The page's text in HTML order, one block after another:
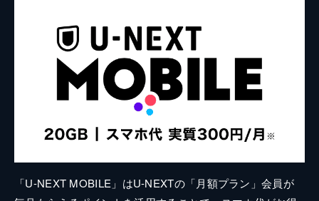
「U-NEXT MOBILE」はU-NEXTの「月額プラン」会員が